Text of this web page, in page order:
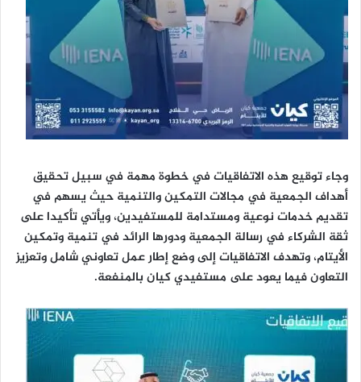
وجاء توقيع هذه الاتفاقيات في خطوة مهمة في سبيل تحقيق
أهداف الجمعية في مجالات التمكين والتنمية حيث يسهم في
تقديم خدمات نوعية ومستدامة للمستفيدين، ويأتي تأكيدا على
ثقة الشركاء في رسالة الجمعية ودورها الرائد في تنمية وتمكين
الأيتام، وتهدف الاتفاقيات إلى وضع إطار عمل تعاوني شامل وتعزيز
التعاون فيما يعود على مستفيدي كيان بالمنفعة.